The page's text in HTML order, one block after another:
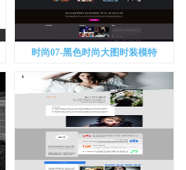
时尚07-黑色时尚大图时装模特
bootstrap